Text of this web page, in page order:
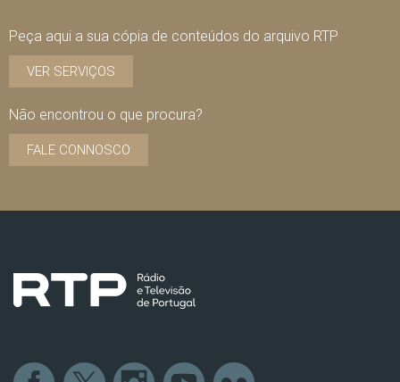
Peça aqui a sua cópia de conteúdos do arquivo RTP
VER SERVIÇOS
Não encontrou o que procura?
FALE CONNOSCO